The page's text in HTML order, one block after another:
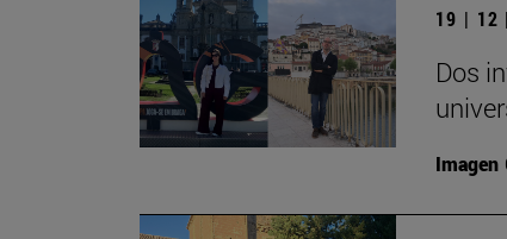
19 | 12
Dos
Imagen